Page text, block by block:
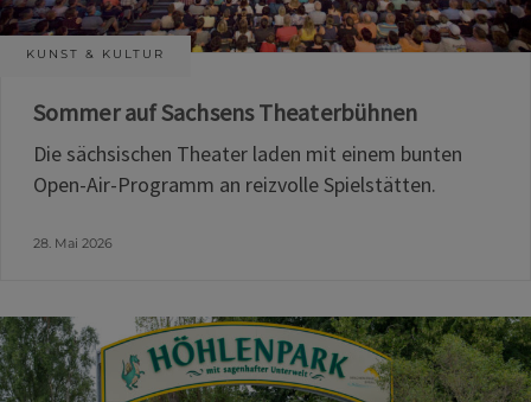
KUNST & KULTUR
Sommer auf Sachsens Theaterbühnen
Die sächsischen Theater laden mit einem bunten
Open-Air-Programm an reizvolle Spielstätten.
28. Mai 2026